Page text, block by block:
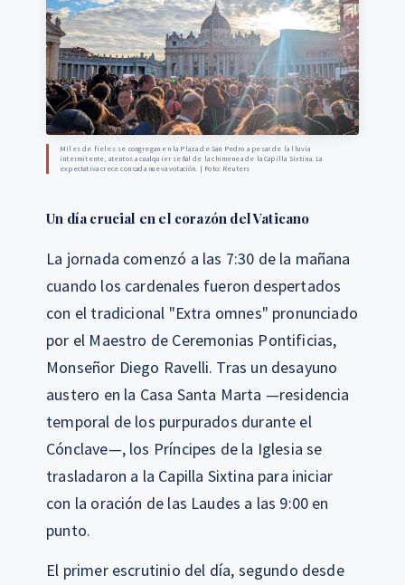
Miles de fieles se congregan en la Plaza de San Pedro a pesar de la lluvia
intermitente, atentos a cualquier señal de la chimenea de la Capilla Sixtina. La
expectativa crece con cada nueva votación. | Foto: Reuters
Un día crucial en el corazón del Vaticano
La jornada comenzó a las 7:30 de la mañana
cuando los cardenales fueron despertados
con el tradicional "Extra omnes" pronunciado
por el Maestro de Ceremonias Pontificias,
Monseñor Diego Ravelli. Tras un desayuno
austero en la Casa Santa Marta —residencia
temporal de los purpurados durante el
Cónclave—, los Príncipes de la Iglesia se
trasladaron a la Capilla Sixtina para iniciar
con la oración de las Laudes a las 9:00 en
punto.
El primer escrutinio del día, segundo desde